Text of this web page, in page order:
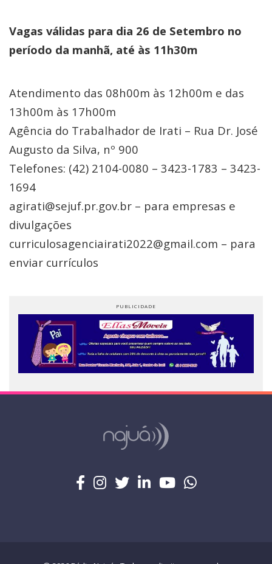
Vagas válidas para dia 26 de Setembro no
período da manhã, até às 11h30m
Atendimento das 08h00m às 12h00m e das
13h00m às 17h00m
Agência do Trabalhador de Irati – Rua Dr. José
Augusto da Silva, nº 900
Telefones: (42) 2104-0080 – 3423-1783 – 3423-
1694
agirati@sejuf.pr.gov.br – para empresas e
divulgações
curriculosagenciairati2022@gmail.com – para
enviar currículos